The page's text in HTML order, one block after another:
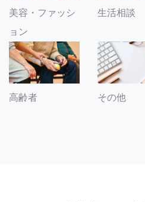
美容・ファッシ
ョン
生活相談
高齢者 その他